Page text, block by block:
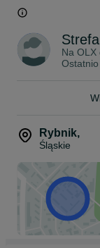
- idealna do
Możliwy odbiór
zapraszam do
Na OLX
Rybnik,
Śląskie